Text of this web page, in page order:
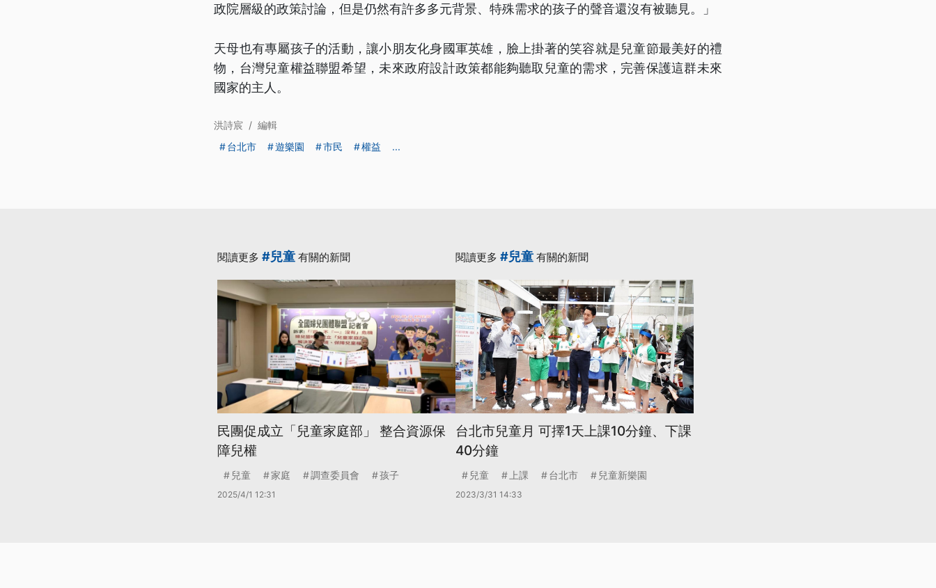
政院層級的政策討論，但是仍然有許多多元背景、特殊需求的孩子的聲音還沒有被聽見。」
天母也有專屬孩子的活動，讓小朋友化身國軍英雄，臉上掛著的笑容就是兒童節最美好的禮
物，台灣兒童權益聯盟希望，未來政府設計政策都能夠聽取兒童的需求，完善保護這群未來
國家的主人。
洪詩宸 / 編輯
台北市
遊樂園 市民 權益 ...
閱讀更多 #兒童 有關的新聞
民團促成立「兒童家庭部」 整合資源保
障兒權
兒童 家庭 調查委員會 孩子
2025/4/1 12:31
閱讀更多 #兒童 有關的新聞
台北市兒童月 可擇1天上課10分鐘、下課
40分鐘
兒童 上課 台北市 兒童新樂園
2023/3/31 14:33